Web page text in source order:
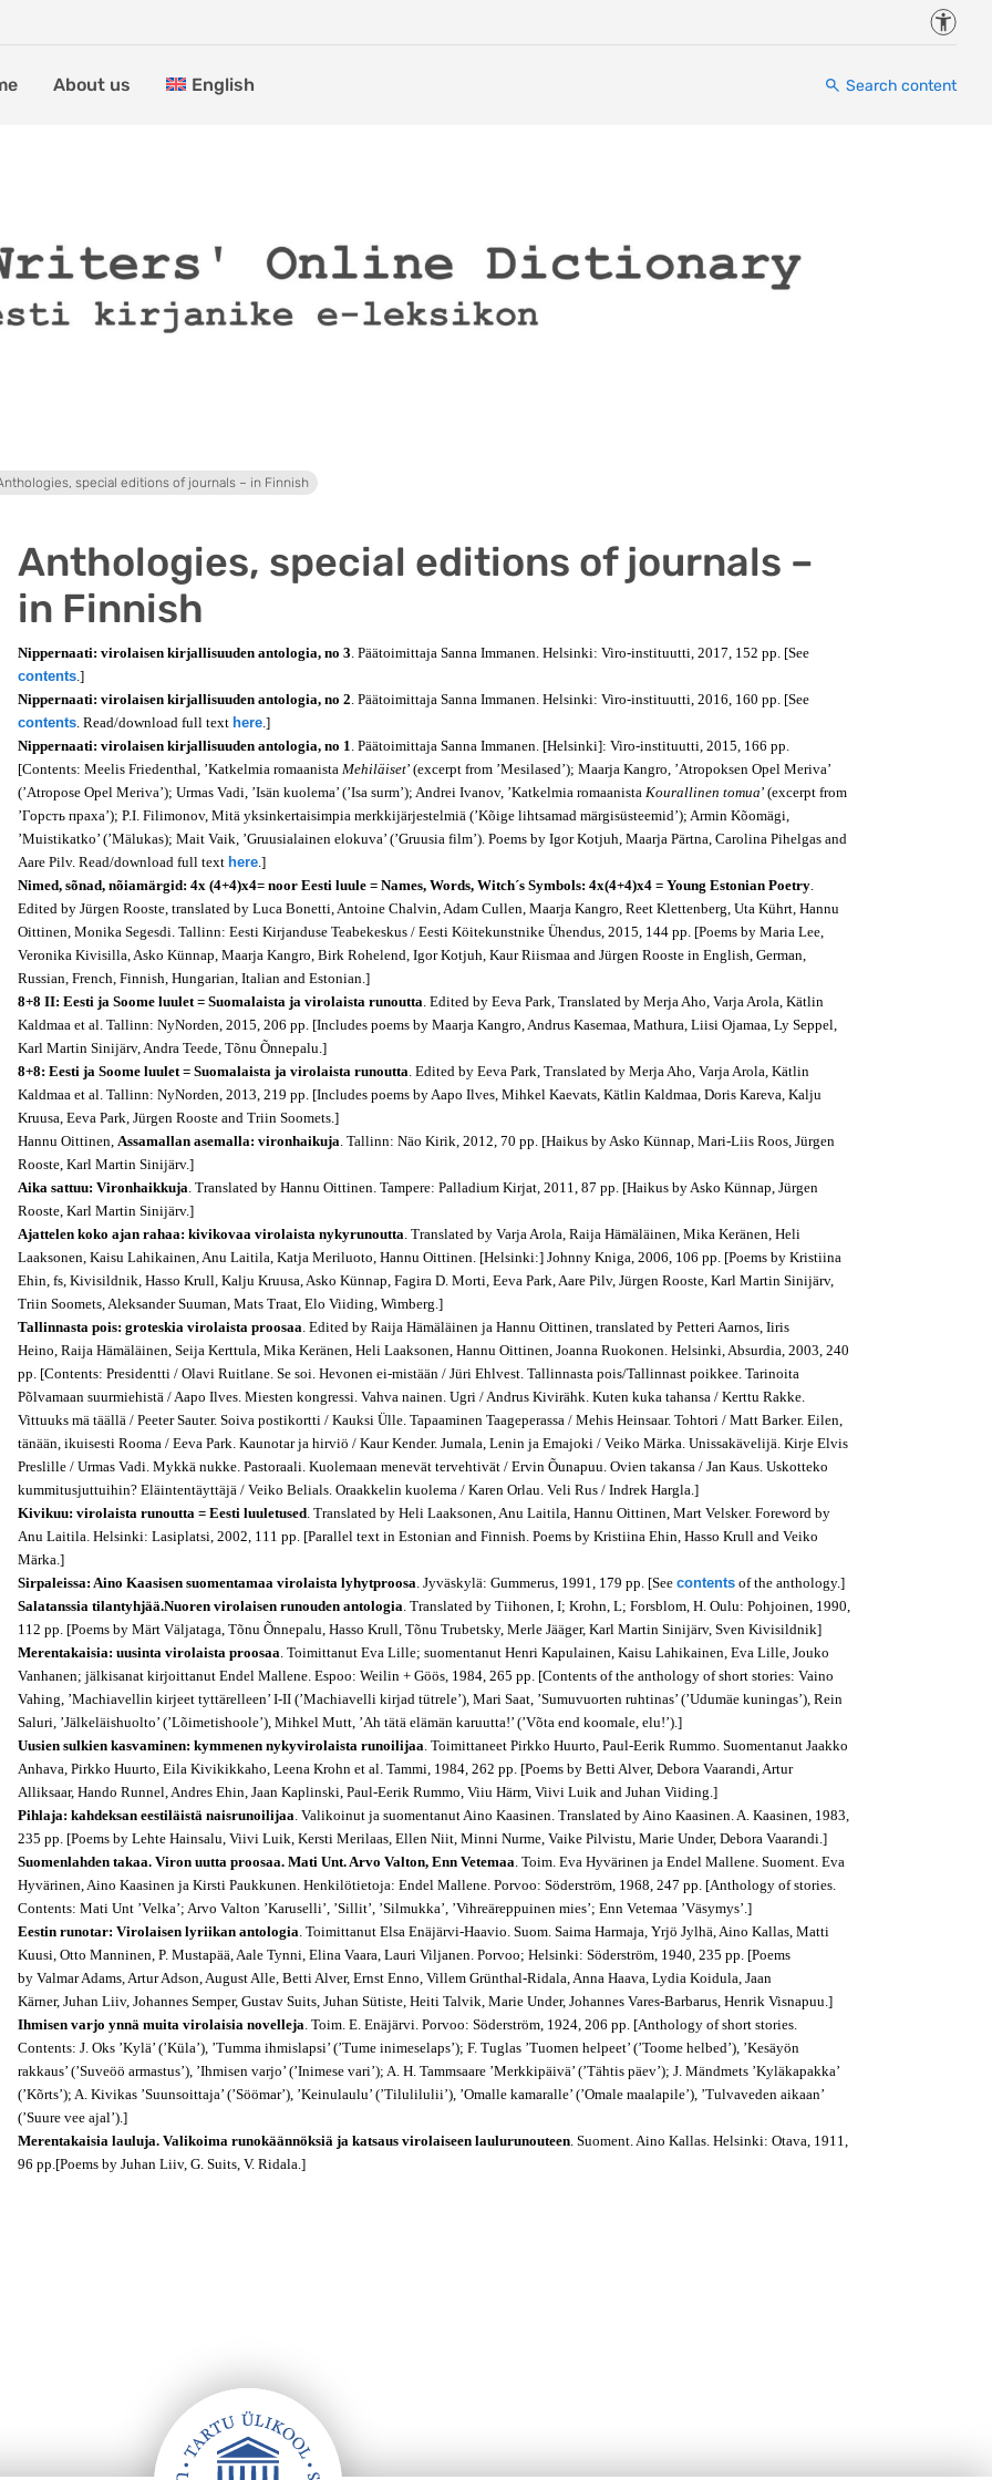
About us English Search content
special editions of journals – in Finnish
Anthologies, special editions of journals –
in Finnish
Nippernaati: virolaisen kirjallisuuden antologia, no 3. Päätoimittaja Sanna Immanen. Helsinki: Viro-instituutti, 2017, 152 pp. [See
contents.]
Nippernaati: virolaisen kirjallisuuden antologia, no 2. Päätoimittaja Sanna Immanen. Helsinki: Viro-instituutti, 2016, 160 pp. [See
contents. Read/download full text here.]
Nippernaati: virolaisen kirjallisuuden antologia, no 1. Päätoimittaja Sanna Immanen. [Helsinki]: Viro-instituutti, 2015, 166 pp.
[Contents: Meelis Friedenthal, ’Katkelmia romaanista Mehiläiset’ (excerpt from ’Mesilased’); Maarja Kangro, ’Atropoksen Opel Meriva’
(’Atropose Opel Meriva’); Urmas Vadi, ’Isän kuolema’ (’Isa surm’); Andrei Ivanov, ’Katkelmia romaanista Kourallinen tomua’ (excerpt from
’Горсть праха’); P.I. Filimonov, Mitä yksinkertaisimpia merkkijärjestelmiä (’Kõige lihtsamad märgisüsteemid’); Armin Kõomägi,
’Muistikatko’ (’Mälukas); Mait Vaik, ’Gruusialainen elokuva’ (’Gruusia film’). Poems by Igor Kotjuh, Maarja Pärtna, Carolina Pihelgas and
Aare Pilv. Read/download full text here.]
Nimed, sõnad, nõiamärgid: 4x (4+4)x4= noor Eesti luule = Names, Words, Witch´s Symbols: 4x(4+4)x4 = Young Estonian Poetry.
Edited by Jürgen Rooste, translated by Luca Bonetti, Antoine Chalvin, Adam Cullen, Maarja Kangro, Reet Klettenberg, Uta Kührt, Hannu
Oittinen, Monika Segesdi. Tallinn: Eesti Kirjanduse Teabekeskus / Eesti Köitekunstnike Ühendus, 2015, 144 pp. [Poems by Maria Lee,
Veronika Kivisilla, Asko Künnap, Maarja Kangro, Birk Rohelend, Igor Kotjuh, Kaur Riismaa and Jürgen Rooste in English, German,
Russian, French, Finnish, Hungarian, Italian and Estonian.]
8+8 II: Eesti ja Soome luulet = Suomalaista ja virolaista runoutta. Edited by Eeva Park, Translated by Merja Aho, Varja Arola, Kätlin
Kaldmaa et al. Tallinn: NyNorden, 2015, 206 pp. [Includes poems by Maarja Kangro, Andrus Kasemaa, Mathura, Liisi Ojamaa, Ly Seppel,
Karl Martin Sinijärv, Andra Teede, Tõnu Õnnepalu.]
8+8: Eesti ja Soome luulet = Suomalaista ja virolaista runoutta. Edited by Eeva Park, Translated by Merja Aho, Varja Arola, Kätlin
Kaldmaa et al. Tallinn: NyNorden, 2013, 219 pp. [Includes poems by Aapo Ilves, Mihkel Kaevats, Kätlin Kaldmaa, Doris Kareva, Kalju
Kruusa, Eeva Park, Jürgen Rooste and Triin Soomets.]
Hannu Oittinen, Assamallan asemalla: vironhaikuja. Tallinn: Näo Kirik, 2012, 70 pp. [Haikus by Asko Künnap, Mari-Liis Roos, Jürgen
Rooste, Karl Martin Sinijärv.]
Aika sattuu: Vironhaikkuja. Translated by Hannu Oittinen. Tampere: Palladium Kirjat, 2011, 87 pp. [Haikus by Asko Künnap, Jürgen
Rooste, Karl Martin Sinijärv.]
Ajattelen koko ajan rahaa: kivikovaa virolaista nykyrunoutta. Translated by Varja Arola, Raija Hämäläinen, Mika Keränen, Heli
Laaksonen, Kaisu Lahikainen, Anu Laitila, Katja Meriluoto, Hannu Oittinen. [Helsinki:] Johnny Kniga, 2006, 106 pp. [Poems by Kristiina
Ehin, fs, Kivisildnik, Hasso Krull, Kalju Kruusa, Asko Künnap, Fagira D. Morti, Eeva Park, Aare Pilv, Jürgen Rooste, Karl Martin Sinijärv,
Triin Soomets, Aleksander Suuman, Mats Traat, Elo Viiding, Wimberg.]
Tallinnasta pois: groteskia virolaista proosaa. Edited by Raija Hämäläinen ja Hannu Oittinen, translated by Petteri Aarnos, Iiris
Heino, Raija Hämäläinen, Seija Kerttula, Mika Keränen, Heli Laaksonen, Hannu Oittinen, Joanna Ruokonen. Helsinki, Absurdia, 2003, 240
pp. [Contents: Presidentti / Olavi Ruitlane. Se soi. Hevonen ei-mistään / Jüri Ehlvest. Tallinnasta pois/Tallinnast poikkee. Tarinoita
Põlvamaan suurmiehistä / Aapo Ilves. Miesten kongressi. Vahva nainen. Ugri / Andrus Kivirähk. Kuten kuka tahansa / Kerttu Rakke.
Vittuuks mä täällä / Peeter Sauter. Soiva postikortti / Kauksi Ülle. Tapaaminen Taageperassa / Mehis Heinsaar. Tohtori / Matt Barker. Eilen,
tänään, ikuisesti Rooma / Eeva Park. Kaunotar ja hirviö / Kaur Kender. Jumala, Lenin ja Emajoki / Veiko Märka. Unissakävelijä. Kirje Elvis
Preslille / Urmas Vadi. Mykkä nukke. Pastoraali. Kuolemaan menevät tervehtivät / Ervin Õunapuu. Ovien takansa / Jan Kaus. Uskotteko
kummitusjuttuihin? Eläintentäyttäjä / Veiko Belials. Oraakkelin kuolema / Karen Orlau. Veli Rus / Indrek Hargla.]
Kivikuu: virolaista runoutta = Eesti luuletused. Translated by Heli Laaksonen, Anu Laitila, Hannu Oittinen, Mart Velsker. Foreword by
Anu Laitila. Helsinki: Lasiplatsi, 2002, 111 pp. [Parallel text in Estonian and Finnish. Poems by Kristiina Ehin, Hasso Krull and Veiko
Märka.]
Sirpaleissa: Aino Kaasisen suomentamaa virolaista lyhytproosa. Jyväskylä: Gummerus, 1991, 179 pp. [See contents of the anthology.]
Salatanssia tilantyhjää.Nuoren virolaisen runouden antologia. Translated by Tiihonen, I; Krohn, L; Forsblom, H. Oulu: Pohjoinen, 1990,
112 pp. [Poems by Märt Väljataga, Tõnu Õnnepalu, Hasso Krull, Tõnu Trubetsky, Merle Jääger, Karl Martin Sinijärv, Sven Kivisildnik]
Merentakaisia: uusinta virolaista proosaa. Toimittanut Eva Lille; suomentanut Henri Kapulainen, Kaisu Lahikainen, Eva Lille, Jouko
Vanhanen; jälkisanat kirjoittanut Endel Mallene. Espoo: Weilin + Göös, 1984, 265 pp. [Contents of the anthology of short stories: Vaino
Vahing, ’Machiavellin kirjeet tyttärelleen’ I-II (’Machiavelli kirjad tütrele’), Mari Saat, ’Sumuvuorten ruhtinas’ (’Udumäe kuningas’), Rein
Saluri, ’Jälkeläishuolto’ (’Lõimetishoole’), Mihkel Mutt, ’Ah tätä elämän karuutta!’ (’Võta end koomale, elu!’).]
Uusien sulkien kasvaminen: kymmenen nykyvirolaista runoilijaa. Toimittaneet Pirkko Huurto, Paul-Eerik Rummo. Suomentanut Jaakko
Anhava, Pirkko Huurto, Eila Kivikikkaho, Leena Krohn et al. Tammi, 1984, 262 pp. [Poems by Betti Alver, Debora Vaarandi, Artur
Alliksaar, Hando Runnel, Andres Ehin, Jaan Kaplinski, Paul-Eerik Rummo, Viiu Härm, Viivi Luik and Juhan Viiding.]
Pihlaja: kahdeksan eestiläistä naisrunoilijaa. Valikoinut ja suomentanut Aino Kaasinen. Translated by Aino Kaasinen. A. Kaasinen, 1983,
235 pp. [Poems by Lehte Hainsalu, Viivi Luik, Kersti Merilaas, Ellen Niit, Minni Nurme, Vaike Pilvistu, Marie Under, Debora Vaarandi.]
Suomenlahden takaa. Viron uutta proosaa. Mati Unt. Arvo Valton, Enn Vetemaa. Toim. Eva Hyvärinen ja Endel Mallene. Suoment. Eva
Hyvärinen, Aino Kaasinen ja Kirsti Paukkunen. Henkilötietoja: Endel Mallene. Porvoo: Söderström, 1968, 247 pp. [Anthology of stories.
Contents: Mati Unt ’Velka’; Arvo Valton ’Karuselli’, ’Sillit’, ’Silmukka’, ’Vihreäreppuinen mies’; Enn Vetemaa ’Väsymys’.]
Eestin runotar: Virolaisen lyriikan antologia. Toimittanut Elsa Enäjärvi-Haavio. Suom. Saima Harmaja, Yrjö Jylhä, Aino Kallas, Matti
Kuusi, Otto Manninen, P. Mustapää, Aale Tynni, Elina Vaara, Lauri Viljanen. Porvoo; Helsinki: Söderström, 1940, 235 pp. [Poems
by Valmar Adams, Artur Adson, August Alle, Betti Alver, Ernst Enno, Villem Grünthal-Ridala, Anna Haava, Lydia Koidula, Jaan
Kärner, Juhan Liiv, Johannes Semper, Gustav Suits, Juhan Sütiste, Heiti Talvik, Marie Under, Johannes Vares-Barbarus, Henrik Visnapuu.]
Ihmisen varjo ynnä muita virolaisia novelleja. Toim. E. Enäjärvi. Porvoo: Söderström, 1924, 206 pp. [Anthology of short stories.
Contents: J. Oks ’Kylä’ (’Küla’), ’Tumma ihmislapsi’ (’Tume inimeselaps’); F. Tuglas ’Tuomen helpeet’ (’Toome helbed’), ’Kesäyön
rakkaus’ (’Suveöö armastus’), ’Ihmisen varjo’ (’Inimese vari’); A. H. Tammsaare ’Merkkipäivä’ (’Tähtis päev’); J. Mändmets ’Kyläkapakka’
(’Kõrts’); A. Kivikas ’Suunsoittaja’ (’Söömar’), ’Keinulaulu’ (’Tilulilulii’), ’Omalle kamaralle’ (’Omale maalapile’), ’Tulvaveden aikaan’
(’Suure vee ajal’).]
Merentakaisia lauluja. Valikoima runokäännöksiä ja katsaus virolaiseen laulurunouteen. Suoment. Aino Kallas. Helsinki: Otava, 1911,
96 pp.[Poems by Juhan Liiv, G. Suits, V. Ridala.]